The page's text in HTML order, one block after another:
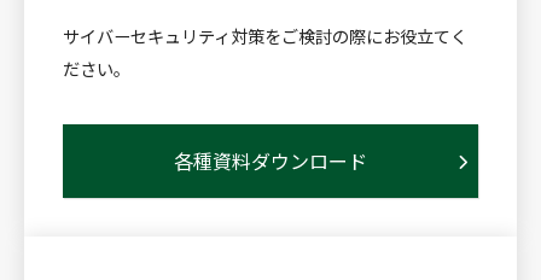
サイバーセキュリティ対策をご検討の際にお役立てく
ださい。
各種資料ダウンロード